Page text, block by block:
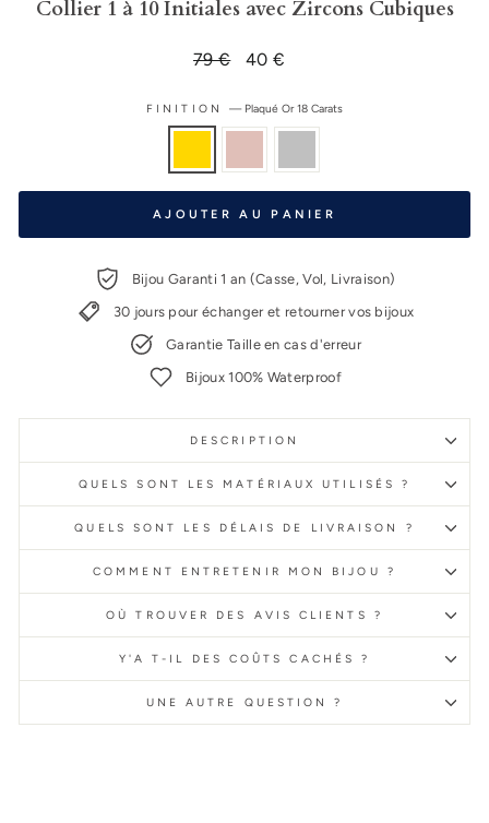
Collier 1 à 10 Initiales avec Zircons Cubiques
Prix
79 €
Prix
40 €
FINITION — Plaqué Or 18 Carats
AJOUTER AU PANIER
Bijou Garanti 1 an (Casse, Vol, Livraison)
30 jours pour échanger et retourner vos bijoux
Garantie Taille en cas d'erreur
Bijoux 100% Waterproof
DESCRIPTION
QUELS SONT LES MATÉRIAUX UTILISÉS ?
QUELS SONT LES DÉLAIS DE LIVRAISON ?
COMMENT ENTRETENIR MON BIJOU ?
OÙ TROUVER DES AVIS CLIENTS ?
Y'A T-IL DES COÛTS CACHÉS ?
UNE AUTRE QUESTION ?